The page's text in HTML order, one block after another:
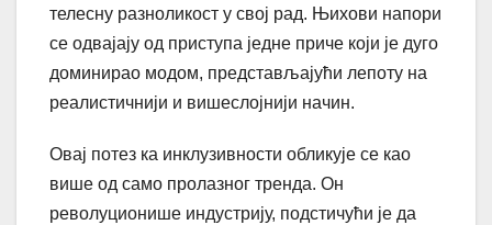
телесну разноликост у свој рад. Њихови напори
се одвајају од приступа једне приче који је дуго
доминирао модом, представљајући лепоту на
реалистичнији и вишеслојнији начин.
Овај потез ка инклузивности обликује се као
више од само пролазног тренда. Он
револуционише индустрију, подстичући је да